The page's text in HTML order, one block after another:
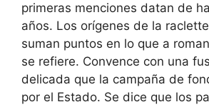
primeras menciones datan de
años. Los orígenes de la
suman puntos en lo que a
se refiere. Convence con una
delicada que la campaña de
por el Estado. Se dice que los